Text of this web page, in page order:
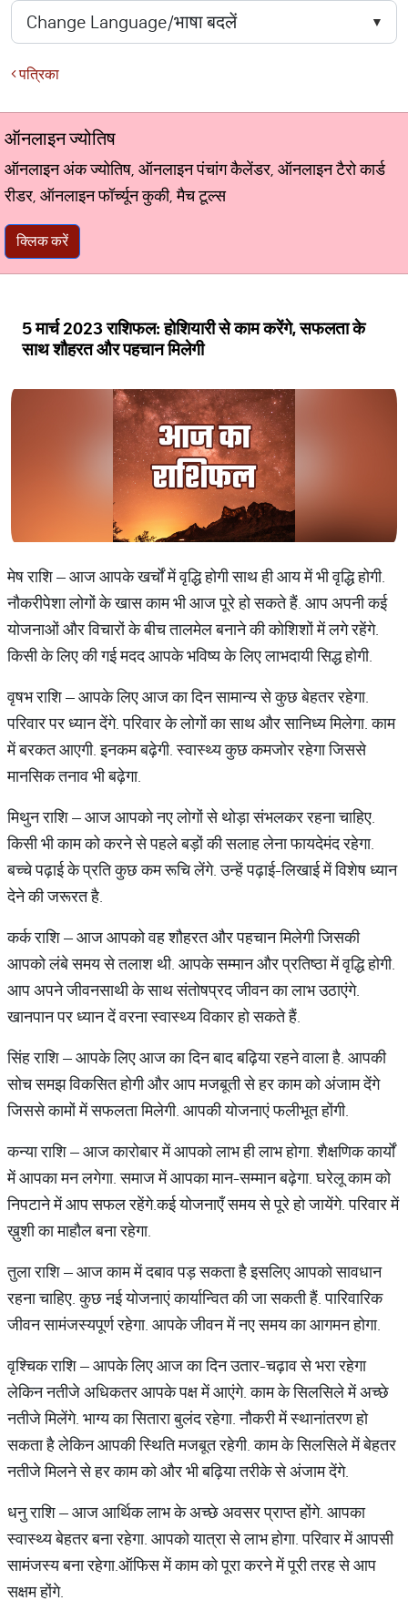
पत्रिका
ऑनलाइन ज्योतिष
ऑनलाइन अंक ज्योतिष, ऑनलाइन पंचांग कैलेंडर, ऑनलाइन टैरो कार्ड
रीडर, ऑनलाइन फॉर्च्यून कुकी, मैच टूल्स
क्लिक करें
5 मार्च 2023 राशिफल: होशियारी से काम करेंगे, सफलता के
साथ शौहरत और पहचान मिलेगी
मेष राशि – आज आपके खर्चों में वृद्धि होगी साथ ही आय में भी वृद्धि होगी.
नौकरीपेशा लोगों के खास काम भी आज पूरे हो सकते हैं. आप अपनी कई
योजनाओं और विचारों के बीच तालमेल बनाने की कोशिशों में लगे रहेंगे.
किसी के लिए की गई मदद आपके भविष्य के लिए लाभदायी सिद्ध होगी.
वृषभ राशि – आपके लिए आज का दिन सामान्य से कुछ बेहतर रहेगा.
परिवार पर ध्यान देंगे. परिवार के लोगों का साथ और सानिध्य मिलेगा. काम
में बरकत आएगी. इनकम बढ़ेगी. स्वास्थ्य कुछ कमजोर रहेगा जिससे
मानसिक तनाव भी बढ़ेगा.
मिथुन राशि – आज आपको नए लोगों से थोड़ा संभलकर रहना चाहिए.
किसी भी काम को करने से पहले बड़ों की सलाह लेना फायदेमंद रहेगा.
बच्चे पढ़ाई के प्रति कुछ कम रूचि लेंगे. उन्हें पढ़ाई-लिखाई में विशेष ध्यान
देने की जरूरत है.
कर्क राशि – आज आपको वह शौहरत और पहचान मिलेगी जिसकी
आपको लंबे समय से तलाश थी. आपके सम्मान और प्रतिष्ठा में वृद्धि होगी.
आप अपने जीवनसाथी के साथ संतोषप्रद जीवन का लाभ उठाएंगे.
खानपान पर ध्यान दें वरना स्वास्थ्य विकार हो सकते हैं.
सिंह राशि – आपके लिए आज का दिन बाद बढ़िया रहने वाला है. आपकी
सोच समझ विकसित होगी और आप मजबूती से हर काम को अंजाम देंगे
जिससे कामों में सफलता मिलेगी. आपकी योजनाएं फलीभूत होंगी.
कन्या राशि – आज कारोबार में आपको लाभ ही लाभ होगा. शैक्षणिक कार्यों
में आपका मन लगेगा. समाज में आपका मान-सम्मान बढ़ेगा. घरेलू काम को
निपटाने में आप सफल रहेंगे.कई योजनाएँ समय से पूरे हो जायेंगे. परिवार में
ख़ुशी का माहौल बना रहेगा.
तुला राशि – आज काम में दबाव पड़ सकता है इसलिए आपको सावधान
रहना चाहिए. कुछ नई योजनाएं कार्यान्वित की जा सकती हैं. पारिवारिक
जीवन सामंजस्यपूर्ण रहेगा. आपके जीवन में नए समय का आगमन होगा.
वृश्चिक राशि – आपके लिए आज का दिन उतार-चढ़ाव से भरा रहेगा
लेकिन नतीजे अधिकतर आपके पक्ष में आएंगे. काम के सिलसिले में अच्छे
नतीजे मिलेंगे. भाग्य का सितारा बुलंद रहेगा. नौकरी में स्थानांतरण हो
सकता है लेकिन आपकी स्थिति मजबूत रहेगी. काम के सिलसिले में बेहतर
नतीजे मिलने से हर काम को और भी बढ़िया तरीके से अंजाम देंगे.
धनु राशि – आज आर्थिक लाभ के अच्छे अवसर प्राप्त होंगे. आपका
स्वास्थ्य बेहतर बना रहेगा. आपको यात्रा से लाभ होगा. परिवार में आपसी
सामंजस्य बना रहेगा.ऑफिस में काम को पूरा करने में पूरी तरह से आप
सक्षम होंगे.